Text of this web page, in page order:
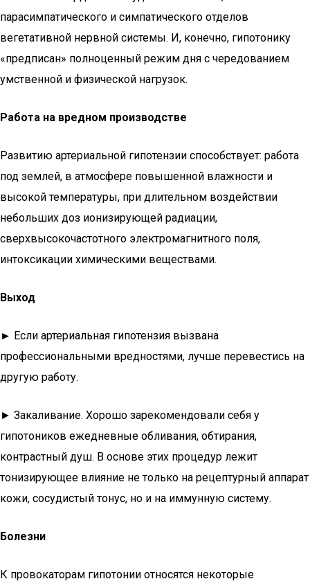
парасимпатического и симпатического отделов
вегетативной нервной системы. И, конечно, гипотонику
«предписан» полноценный режим дня с чередованием
умственной и физической нагрузок.
Работа на вредном производстве
Развитию артериальной гипотензии способствует: работа
под землей, в атмосфере повышенной влажности и
высокой температуры, при длительном воздействии
небольших доз ионизирующей радиации,
сверхвысокочастотного электромагнитного поля,
интоксикации химическими веществами.
Выход
► Если артериальная гипотензия вызвана
профессиональными вредностями, лучше перевестись на
другую работу.
► Закаливание. Хорошо зарекомендовали себя у
гипотоников ежедневные обливания, обтирания,
контрастный душ. В основе этих процедур лежит
тонизирующее влияние не только на рецептурный аппарат
кожи, сосудистый тонус, но и на иммунную систему.
Болезни
К провокаторам гипотонии относятся некоторые